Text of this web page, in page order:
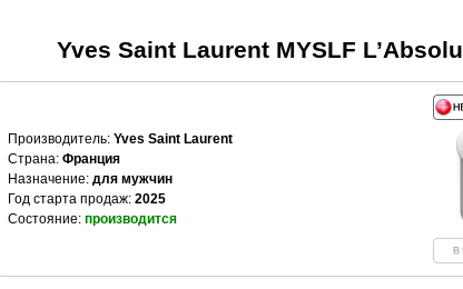
Yves Saint Laurent MYSLF L’Absolu
Производитель: Yves Saint Laurent
Страна: Франция
Назначение: для мужчин
Год старта продаж: 2025
Состояние: производится